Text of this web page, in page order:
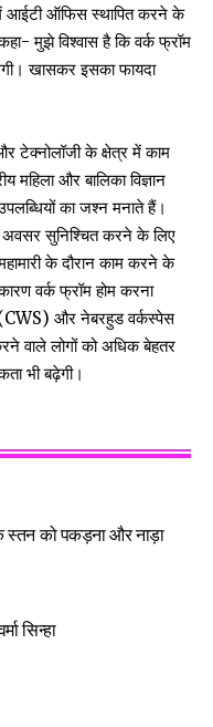
आईटी ऑफिस स्थापित करने के
मुझे विश्वास है कि वर्क फ्रॉम
खासकर इसका फायदा
टेक्नोलॉजी के क्षेत्र में काम
महिला और बालिका विज्ञान
का जश्न मनाते हैं।
अवसर सुनिश्चित करने के लिए
के दौरान काम करने के
वर्क फ्रॉम होम करना
(CWS) और नेबरहुड वर्कस्पेस
वाले लोगों को अधिक बेहतर
भी बढ़ेगी।
स्तन को पकड़ना और नाड़ा
सिन्हा